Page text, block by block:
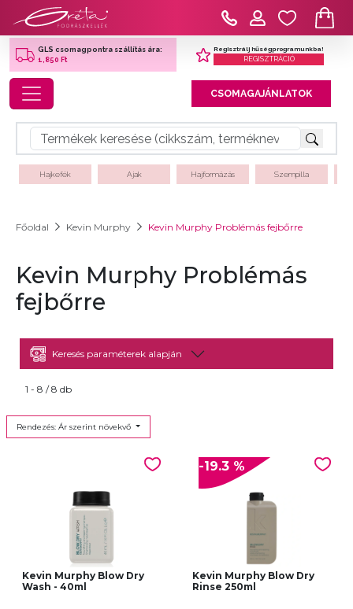
GLS csomagpontra szállítás ára:
1,850 Ft
Regisztrálj hűségprogramunkba!
REGISZTRÁCIÓ
Toggle navigation CSOMAGAJÁNLATOK
Hajkefék Ajak Hajformázás Szempilla
Főoldal Kevin Murphy Kevin Murphy Problémás fejbőrre
Kevin Murphy Problémás
fejbőrre
Keresés paraméterek alapján
1 - 8 / 8 db
Rendezés: Ár szerint növekvő
Kevin Murphy Blow Dry
Wash - 40ml
-19.3 %
Kevin Murphy Blow Dry
Rinse 250ml